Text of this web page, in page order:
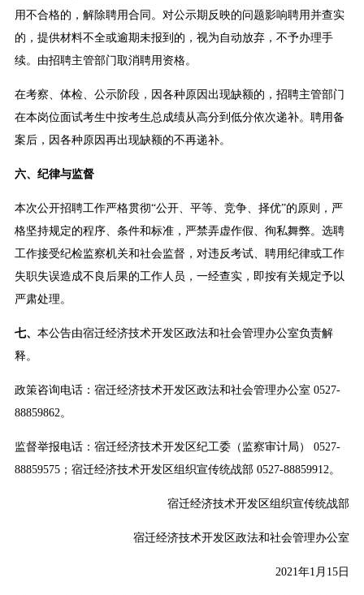
用不合格的，解除聘用合同。对公示期反映的问题影响聘用并查实
的，提供材料不全或逾期未报到的，视为自动放弃，不予办理手
续。由招聘主管部门取消聘用资格。
在考察、体检、公示阶段，因各种原因出现缺额的，招聘主管部门
在本岗位面试考生中按考生总成绩从高分到低分依次递补。聘用备
案后，因各种原因再出现缺额的不再递补。
六、纪律与监督
本次公开招聘工作严格贯彻“公开、平等、竞争、择优”的原则，严
格坚持规定的程序、条件和标准，严禁弄虚作假、徇私舞弊。选聘
工作接受纪检监察机关和社会监督，对违反考试、聘用纪律或工作
失职失误造成不良后果的工作人员，一经查实，即按有关规定予以
严肃处理。
七、 本公告由宿迁经济技术开发区政法和社会管理办公室负责解
释。
政策咨询电话：宿迁经济技术开发区政法和社会管理办公室 0527-
88859862。
监督举报电话：宿迁经济技术开发区纪工委（监察审计局） 0527-
88859575；宿迁经济技术开发区组织宣传统战部 0527-88859912。
宿迁经济技术开发区组织宣传统战部
宿迁经济技术开发区政法和社会管理办公室
2021年1月15日